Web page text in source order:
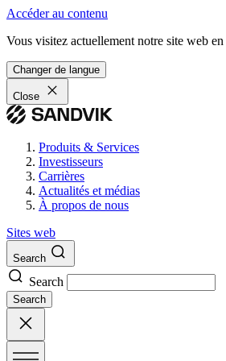
Accéder au contenu
Vous visitez actuellement notre site web
Changer de langue
Close
Produits & Services
Investisseurs
Carrières
Actualités et médias
À propos de nous
Sites web
Search
Search
Search